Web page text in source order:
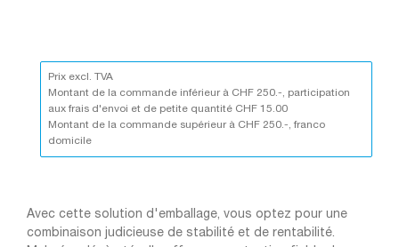
Prix excl. TVA
Montant de la commande inférieur à CHF 250.-, participation
aux frais d'envoi et de petite quantité CHF 15.00
Montant de la commande supérieur à CHF 250.-, franco
domicile
Avec cette solution d'emballage, vous optez pour une
combinaison judicieuse de stabilité et de rentabilité.